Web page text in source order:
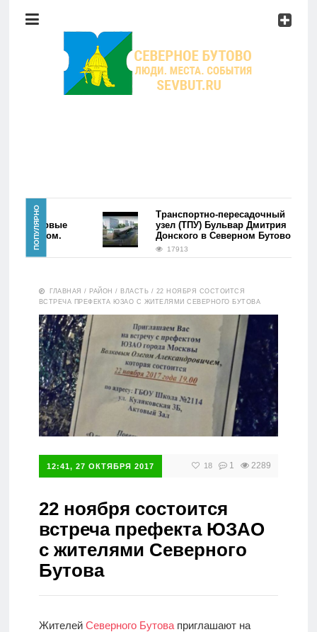
Район
Мероприятия
Главная
Новости
Мероприятия
Справочник
ПОПУЛЯРНО
Первые
фэйком.
Транспортно-пересадочный
узел (ТПУ) Бульвар Дмитрия
Донского в Северном Бутово
17913
ГЛАВНАЯ / РАЙОН / ВЛАСТЬ / 22 НОЯБРЯ СОСТОИТСЯ
ВСТРЕЧА ПРЕФЕКТА ЮЗАО С ЖИТЕЛЯМИ СЕВЕРНОГО БУТОВА
12:41, 27 ОКТЯБРЯ 2017 18 1 2289
22 ноября состоится
встреча префекта ЮЗАО
с жителями Северного
Бутова
Жителей Северного Бутоваприглашают на